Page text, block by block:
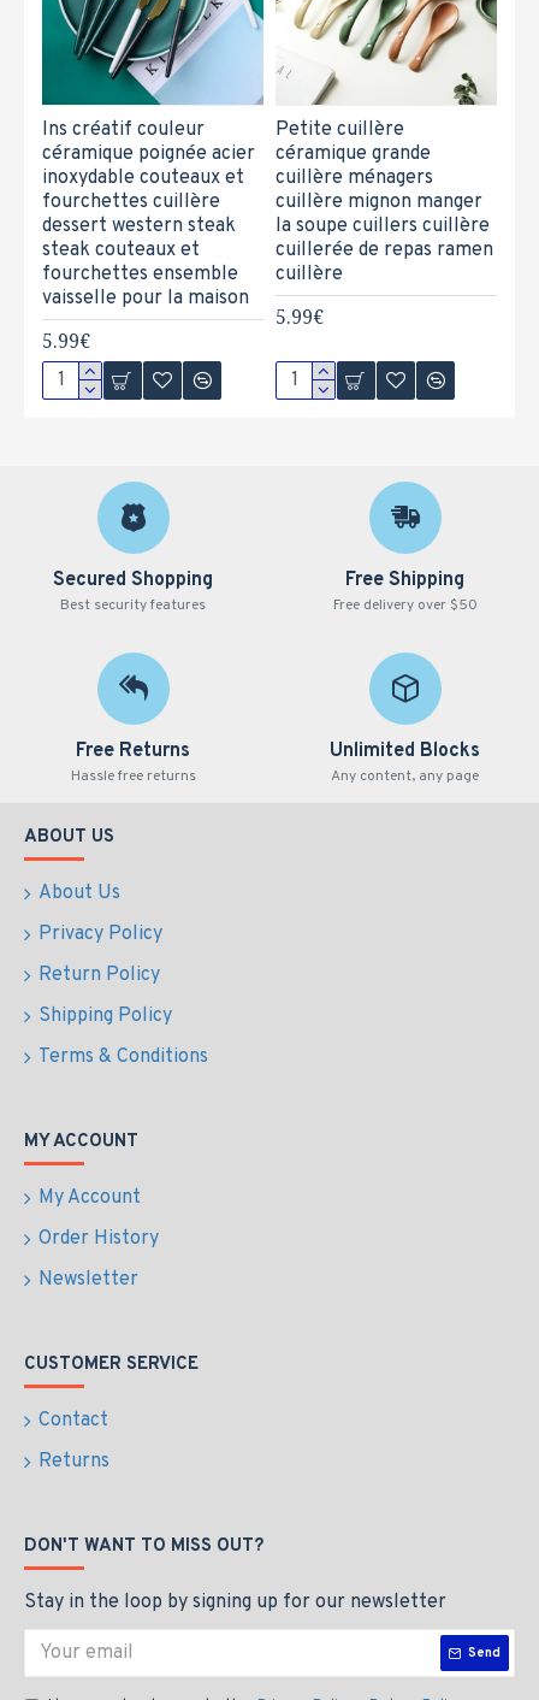
Ins créatif couleur
céramique poignée acier
inoxydable couteaux et
fourchettes cuillère
dessert western steak
steak couteaux et
fourchettes ensemble
vaisselle pour la maison
5.99€
Petite cuillère
céramique grande
cuillère ménagers
cuillère mignon manger
la soupe cuillers cuillère
cuillerée de repas ramen
cuillère
5.99€
Secured Shopping
Best security features
Free Shipping
Free delivery over $50
Free Returns
Hassle free returns
Unlimited Blocks
Any content, any page
ABOUT US
About Us
Privacy Policy
Return Policy
Shipping Policy
Terms & Conditions
MY ACCOUNT
My Account
Order History
Newsletter
CUSTOMER SERVICE
Contact
Returns
DON'T WANT TO MISS OUT?
Stay in the loop by signing up for our newsletter
Send